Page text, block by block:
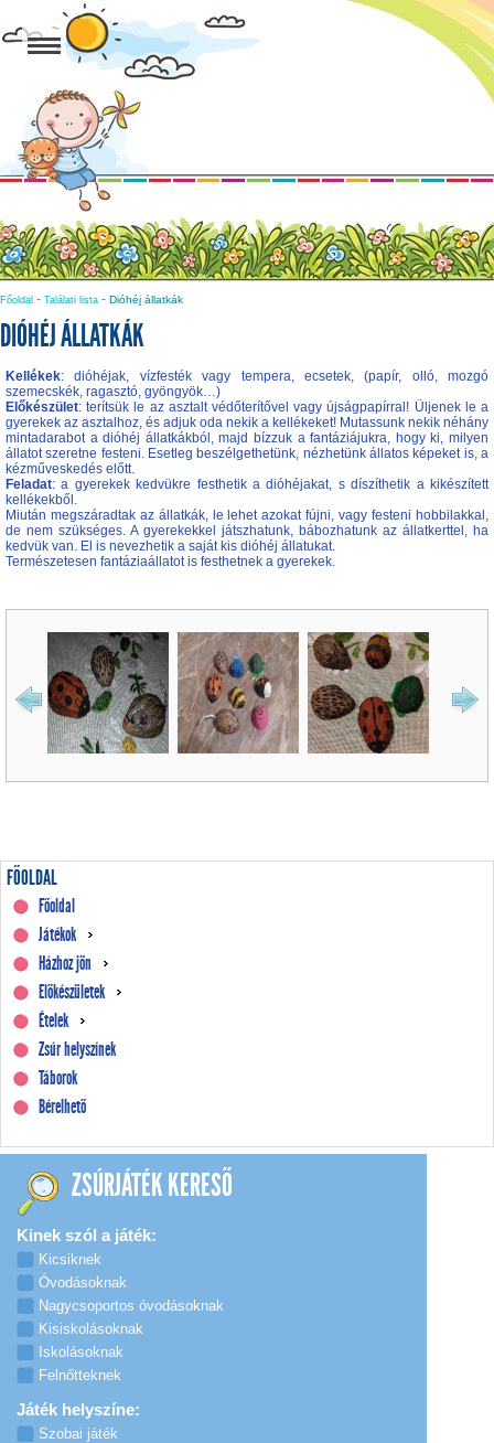
Főoldal - Találati lista - Dióhéj állatkák
DIÓHÉJ ÁLLATKÁK
Kellékek: dióhéjak, vízfesték vagy tempera, ecsetek, (papír, olló, mozgó
szemecskék, ragasztó, gyöngyök…)
Előkészület: terítsük le az asztalt védőterítővel vagy újságpapírral! Üljenek le a
gyerekek az asztalhoz, és adjuk oda nekik a kellékeket! Mutassunk nekik néhány
mintadarabot a dióhéj állatkákból, majd bízzuk a fantáziájukra, hogy ki, milyen
állatot szeretne festeni. Esetleg beszélgethetünk, nézhetünk állatos képeket is, a
kézműveskedés előtt.
Feladat: a gyerekek kedvükre festhetik a dióhéjakat, s díszíthetik a kikészített
kellékekből.
Miután megszáradtak az állatkák, le lehet azokat fújni, vagy festeni hobbilakkal,
de nem szükséges. A gyerekekkel játszhatunk, bábozhatunk az állatkerttel, ha
kedvük van. El is nevezhetik a saját kis dióhéj állatukat.
Természetesen fantáziaállatot is festhetnek a gyerekek.
FŐOLDAL
Főoldal
Játékok
Házhoz jön
Előkészületek
Ételek
Zsúr helyszínek
Táborok
Bérelhető
ZSÚRJÁTÉK KERESŐ
Kinek szól a játék:
Kicsiknek
Óvodásoknak
Nagycsoportos óvodásoknak
Kisiskolásoknak
Iskolásoknak
Felnőtteknek
Játék helyszíne:
Szobai játék